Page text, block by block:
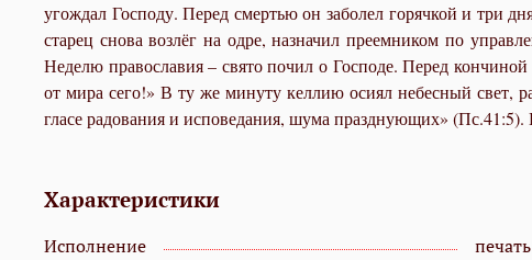
угождал Господу. Перед смертью он заболел горячкой и три
старец снова возлёг на одре, назначил преемником по
Неделю православия – свято почил о Господе. Перед
от мира сего!» В ту же минуту келлию осиял небесный свет,
гласе радования и исповедания, шума празднующих»
Характеристики
Исполнение